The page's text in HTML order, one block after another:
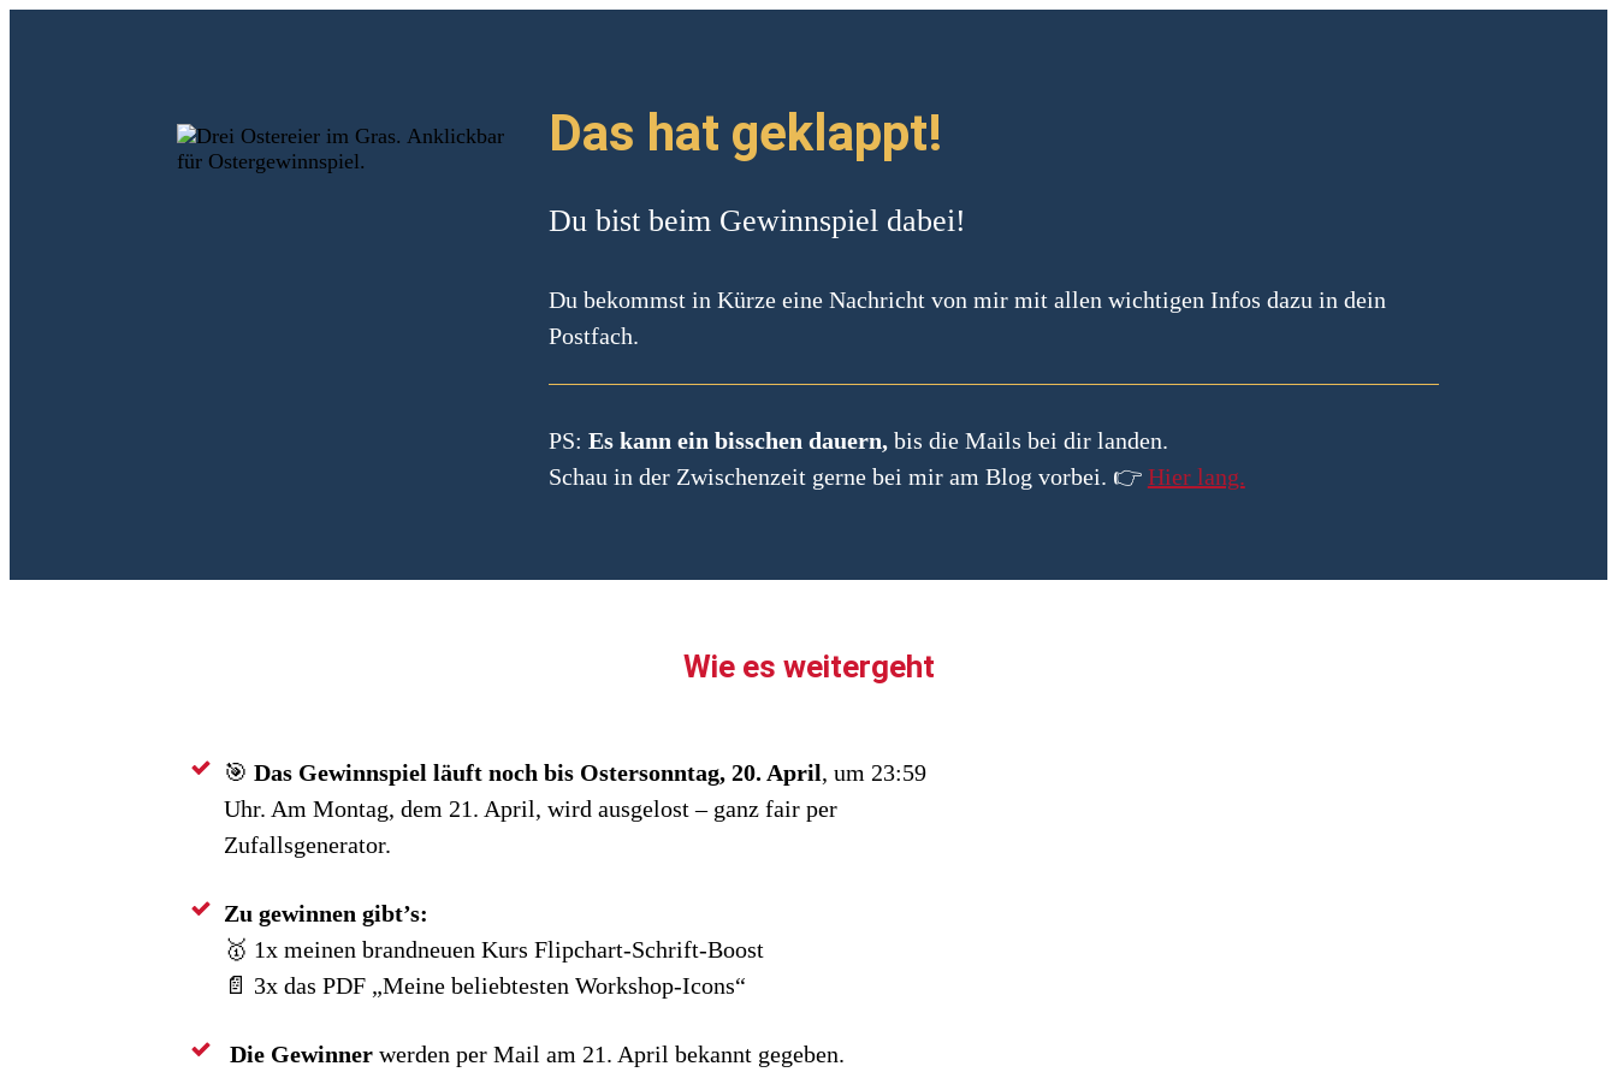
Das hat geklappt!
Du bist beim Gewinnspiel dabei!
Du bekommst in Kürze eine Nachricht von mir mit allen wichtigen Infos dazu in dein
Postfach.
PS: Es kann ein bisschen dauern,bis die Mails bei dir landen.
Schau in der Zwischenzeit gerne bei mir am Blog vorbei. 👉 Hier lang.
Wie es weitergeht
🎯 Das Gewinnspiel läuft noch bis Ostersonntag, 20. April, um 23:59
Uhr. Am Montag, dem 21. April, wird ausgelost – ganz fair per
Zufallsgenerator.
Zu gewinnen gibt’s:
🥇 1x meinen brandneuen Kurs Flipchart-Schrift-Boost
📄 3x das PDF „Meine beliebtesten Workshop-Icons“
Die Gewinner werden per Mail am 21. April bekannt gegeben.